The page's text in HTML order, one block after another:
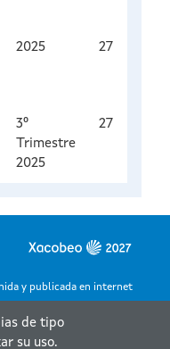
2025 27
3º
Trimestre
2025
27
y publicada en internet
de tipo
su uso.